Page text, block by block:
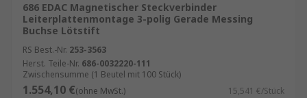
686 EDAC Magnetischer Steckverbinder
Leiterplattenmontage 3-polig Gerade Messing
Buchse Lötstift
RS Best.-Nr. 253-3563
Herst. Teile-Nr. 686-0032220-111
Zwischensumme (1 Beutel mit 100 Stück)
1.554,10 €(ohne MwSt.) 15,541 €/Stück